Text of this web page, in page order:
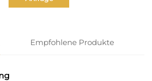
Empfohlene Produkte